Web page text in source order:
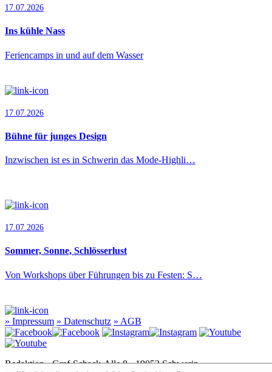
17.07.2026
Ins kühle Nass
Feriencamps in und auf dem Wasser
17.07.2026
Bühne für junges Design
Inzwischen ist es in Schwerin das Mode-Highli…
17.07.2026
Sommer, Sonne, Schlösserlust
Von Workshops über Führungen bis zu Festen: S…
» Impressum » Datenschutz » AGB
Redaktion · Graf-Schack-Alle 8 · 19053 Schwerin